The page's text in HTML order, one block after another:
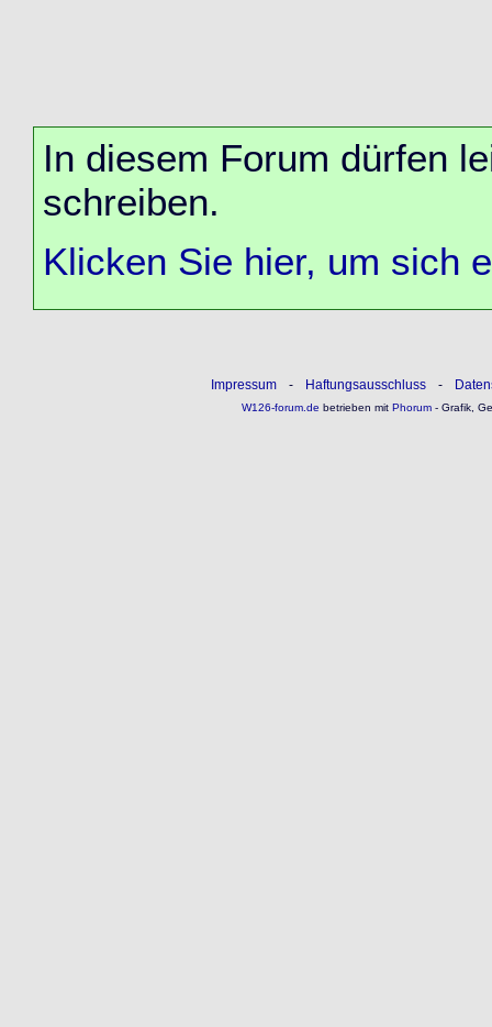
In diesem Forum dürfen
schreiben.
Klicken Sie hier, um sich
Impressum - Haftungsausschluss -
W126-forum.de betrieben mitPhorum- Grafik,